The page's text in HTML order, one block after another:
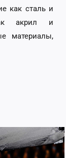
как сталь и
акрил и
материалы,